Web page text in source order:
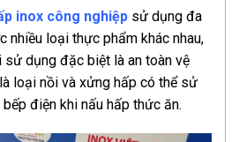
inox công nghiệp sử dụng đa
nhiều loại thực phẩm khác nhau,
sử dụng đặc biệt là an toàn vệ
loại nồi và xửng hấp có thể sử
điện khi nấu hấp thức ăn.